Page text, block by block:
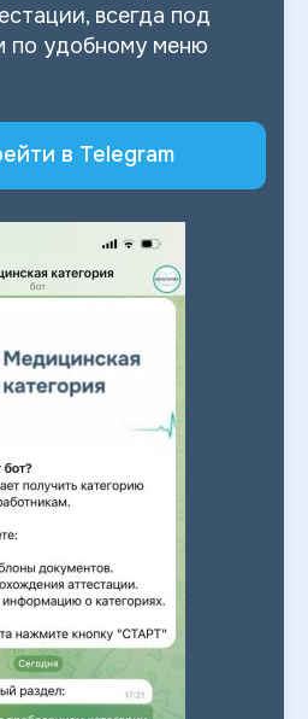
всегда под
по удобному меню
в Telegram